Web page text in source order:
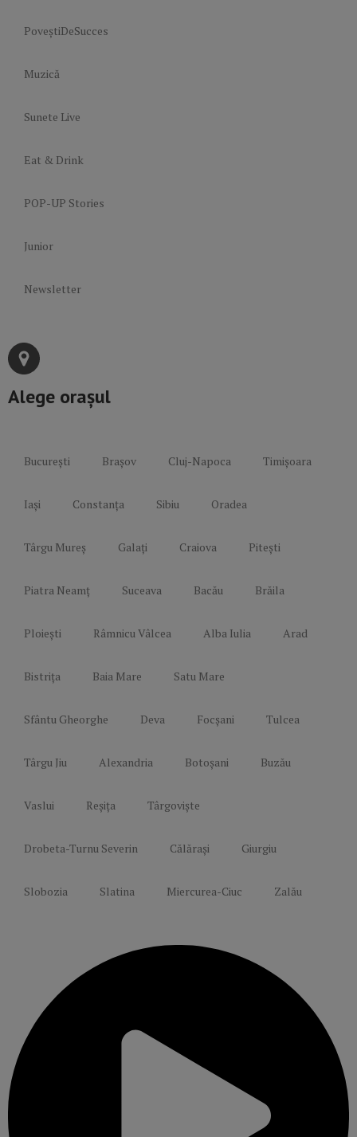
PoveștiDeSucces
Muzică
Sunete Live
Eat & Drink
POP-UP Stories
Junior
Newsletter
Alege orașul
București Brașov Cluj-Napoca Timișoara
Iași Constanța Sibiu Oradea
Târgu Mureș Galați Craiova Pitești
Piatra Neamț Suceava Bacău Brăila
Ploiești Râmnicu Vâlcea Alba Iulia Arad
Bistrița Baia Mare Satu Mare
Sfântu Gheorghe Deva Focșani Tulcea
Târgu Jiu Alexandria Botoșani Buzău
Vaslui Reșița Târgoviște
Drobeta-Turnu Severin Călărași Giurgiu
Slobozia Slatina Miercurea-Ciuc Zalău